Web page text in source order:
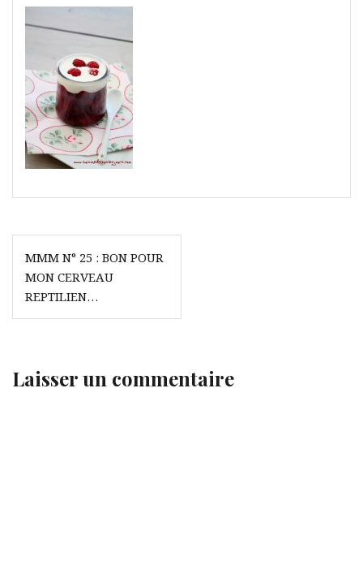
Navigation
de
l’article
MMM N° 25 : BON POUR
MON CERVEAU
REPTILIEN…
Laisser un commentaire